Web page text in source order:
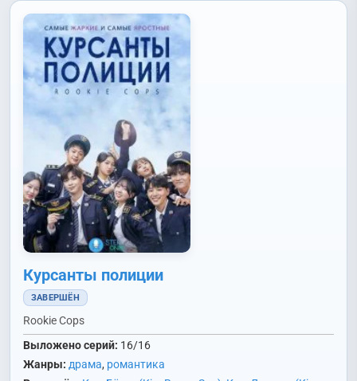
Курсанты полиции
ЗАВЕРШЁН
Rookie Cops
Выложено серий: 16/16
Жанры: драма, романтика